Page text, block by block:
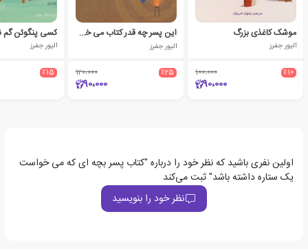
موشک کاغذی بزرگ
الیور جفرز
٪10 100،000
90،000
این پسر چه قدر کتاب می خورد!
الیور جفرز
٪25 120،000
90،000
کسی پنگوئن گم
الیور جفرز
٪15
اولین نفری باشید که نظر خود را درباره "کتاب پسر بچه ای که می خواست
یک ستاره داشته باشد" ثبت می‌کند
نظر خود را بنویسید